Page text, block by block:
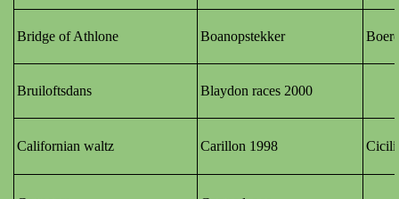
Bridge of Athlone Boanopstekker
Bruiloftsdans Blaydon races 2000
Californian waltz Carillon 1998